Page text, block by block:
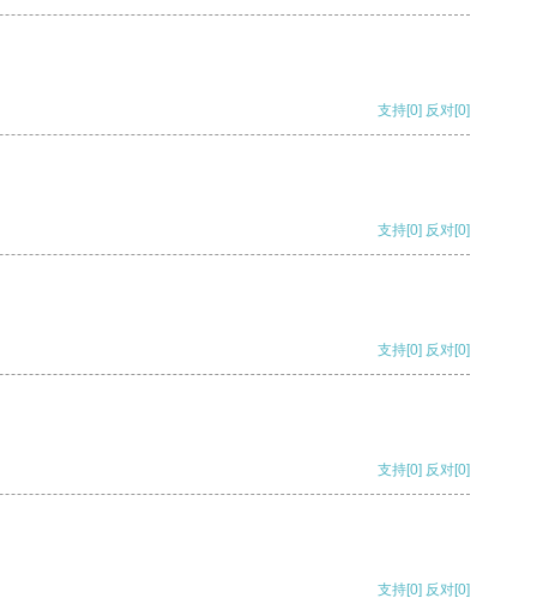
支持[0] 反对[0]
支持[0] 反对[0]
支持[0] 反对[0]
支持[0] 反对[0]
支持[0] 反对[0]